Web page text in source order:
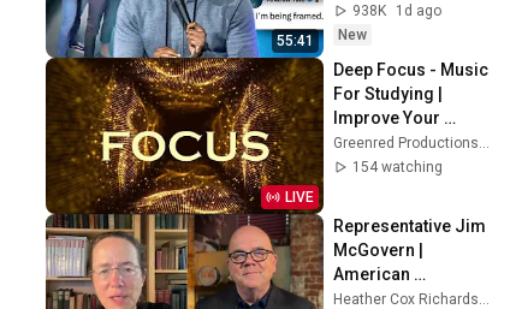
55:41
938K
1d ago
New
LIVE
Deep Focus - Music
For Studying |
Improve Your
Focus - Study
Music
Greenred Productions - Relaxing Music
154 watching
Representative Jim
McGovern |
American
Conversations
Heather Cox Richardson